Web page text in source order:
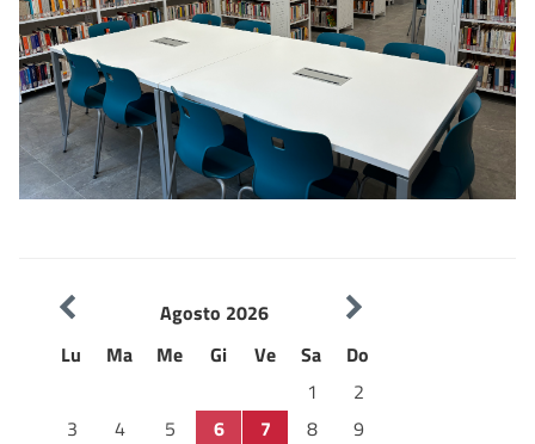
// Sezione multimedialecon film e documentari per
adulti e ragazzi e CD musicali
Gruppi di lettura delle Biblioteche comunali fiorentine
Agosto 2026
Lu
Ma Me Gi Ve Sa
Do
1
2
3
4 5 6 7 8
9